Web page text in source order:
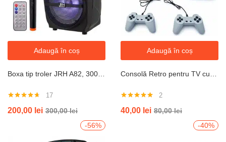
Adaugă în coș
4.59din 5
17
200,00 lei 300,00lei
Adaugă în coș
5.00din 5
2
40,00 lei 80,00lei
-56%
-40%